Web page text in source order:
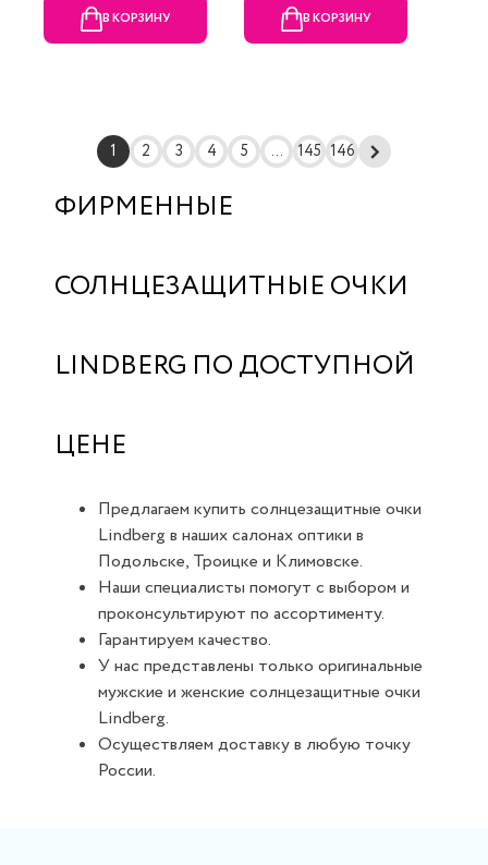
В КОРЗИНУ В КОРЗИНУ
1 2 3 4 5 ... 145 146
ФИРМЕННЫЕ
СОЛНЦЕЗАЩИТНЫЕ ОЧКИ
LINDBERG ПО ДОСТУПНОЙ
ЦЕНЕ
Предлагаем купить солнцезащитные очки
Lindberg в наших салонах оптики в
Подольске, Троицке и Климовске.
Наши специалисты помогут с выбором и
проконсультируют по ассортименту.
Гарантируем качество.
У нас представлены только оригинальные
мужские и женские солнцезащитные очки
Lindberg.
Осуществляем доставку в любую точку
России.